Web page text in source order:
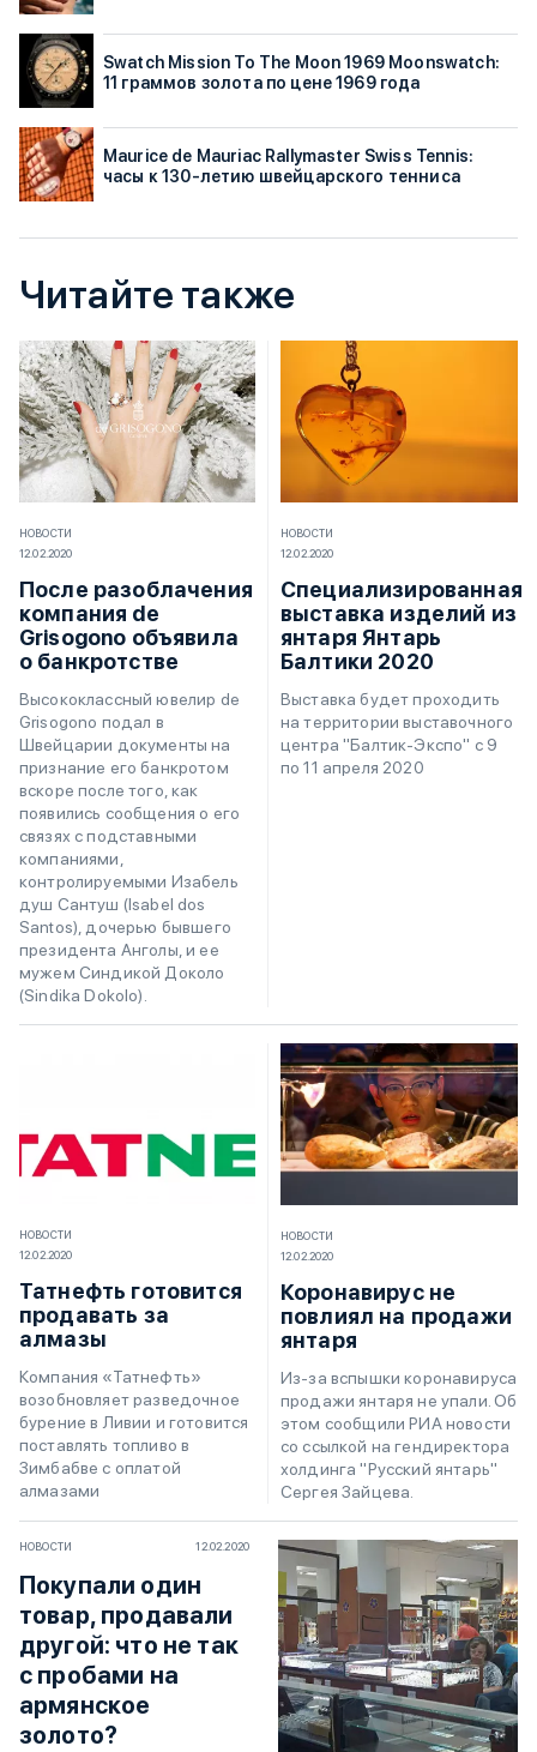
Swatch Mission To The Moon 1969 Moonswatch:
11 граммов золота по цене 1969 года
Maurice de Mauriac Rallymaster Swiss Tennis:
часы к 130-летию швейцарского тенниса
Читайте также
НОВОСТИ
12.02.2020
После разоблачения
компания de
Grisogono объявила
о банкротстве
Высококлассный ювелир de
Grisogono подал в
Швейцарии документы на
признание его банкротом
вскоре после того, как
появились сообщения о его
связях с подставными
компаниями,
контролируемыми Изабель
душ Сантуш (Isabel dos
Santos), дочерью бывшего
президента Анголы, и ее
мужем Синдикой Доколо
(Sindika Dokolo).
НОВОСТИ
12.02.2020
Специализированная
выставка изделий из
янтаря Янтарь
Балтики 2020
Выставка будет проходить
на территории выставочного
центра "Балтик-Экспо" с 9
по 11 апреля 2020
НОВОСТИ
12.02.2020
Татнефть готовится
продавать за
алмазы
Компания «Татнефть»
возобновляет разведочное
бурение в Ливии и готовится
поставлять топливо в
Зимбабве с оплатой
алмазами
НОВОСТИ
12.02.2020
Коронавирус не
повлиял на продажи
янтаря
Из-за вспышки коронавируса
продажи янтаря не упали. Об
этом сообщили РИА новости
со ссылкой на гендиректора
холдинга "Русский янтарь"
Сергея Зайцева.
НОВОСТИ 12.02.2020
Покупали один
товар, продавали
другой: что не так
с пробами на
армянское
золото?